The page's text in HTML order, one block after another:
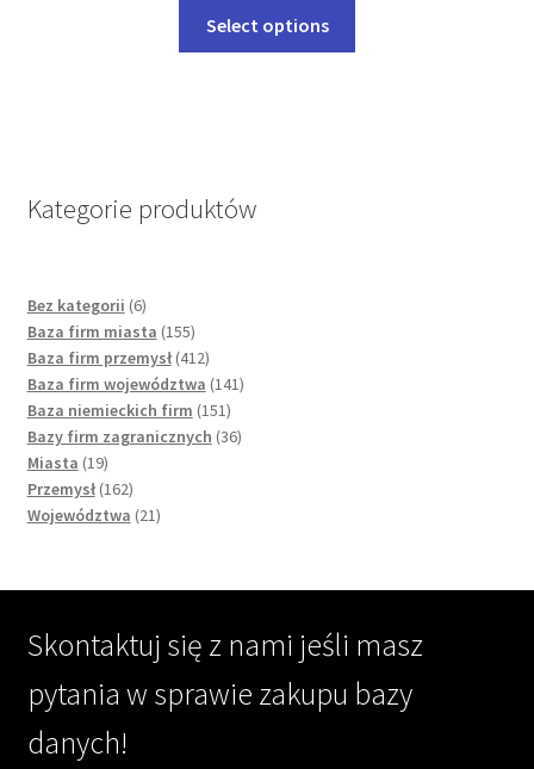
on
Select options
Kategorie produktów
Bez kategorii 66
products
Baza firm miasta 155155
products
Baza firm przemysł 412412
products
Baza firm województwa 141141
Baza niemieckich firm 151151
products
Bazy firm zagranicznych 3636
Miasta 1919
products
Przemysł 162162
products
Województwa 2121
Skontaktuj się z nami jeśli masz
pytania w sprawie zakupu bazy
danych!